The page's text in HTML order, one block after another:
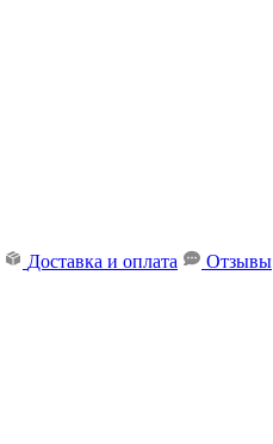
Доставка и оплата Отзывы